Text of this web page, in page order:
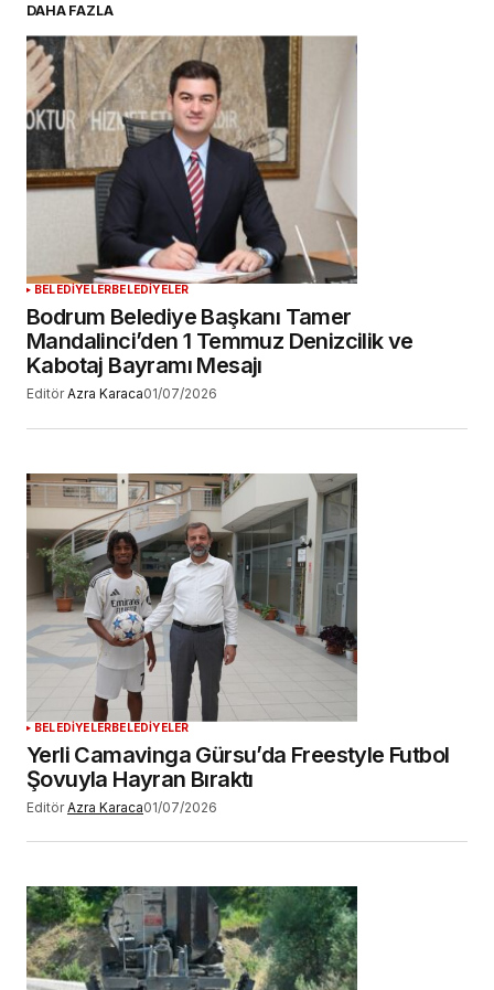
Daha sonraki yorumlarımda kullanılması için
adım, e-posta adresim ve site adresim bu
tarayıcıya kaydedilsin.
YORUM GÖNDER
DAHA FAZLA
BELEDİYELERBELEDİYELER
Bodrum Belediye Başkanı Tamer
Mandalinci’den 1 Temmuz Denizcilik ve
Kabotaj Bayramı Mesajı
Editör Azra Karaca01/07/2026
BELEDİYELERBELEDİYELER
Yerli Camavinga Gürsu’da Freestyle Futbol
Şovuyla Hayran Bıraktı
Editör Azra Karaca01/07/2026